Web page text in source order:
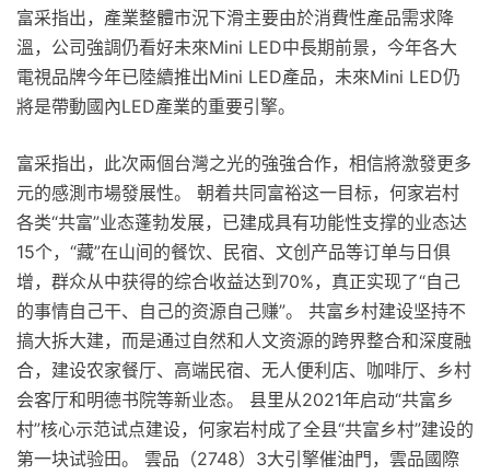
富采指出，產業整體市況下滑主要由於消費性產品需求降
溫，公司強調仍看好未來Mini LED中長期前景，今年各大
電視品牌今年已陸續推出Mini LED產品，未來Mini LED仍
將是帶動國內LED產業的重要引擎。
富采指出，此次兩個台灣之光的強強合作，相信將激發更多
元的感測市場發展性。 朝着共同富裕这一目标，何家岩村
各类“共富”业态蓬勃发展，已建成具有功能性支撑的业态达
15个，“藏”在山间的餐饮、民宿、文创产品等订单与日俱
增，群众从中获得的综合收益达到70%，真正实现了“自己
的事情自己干、自己的资源自己赚”。 共富乡村建设坚持不
搞大拆大建，而是通过自然和人文资源的跨界整合和深度融
合，建设农家餐厅、高端民宿、无人便利店、咖啡厅、乡村
会客厅和明德书院等新业态。 县里从2021年启动“共富乡
村”核心示范试点建设，何家岩村成了全县“共富乡村”建设的
第一块试验田。 雲品（2748）3大引擎催油門，雲品國際